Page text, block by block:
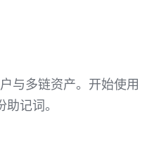
与多链资产。开始使用
记词。